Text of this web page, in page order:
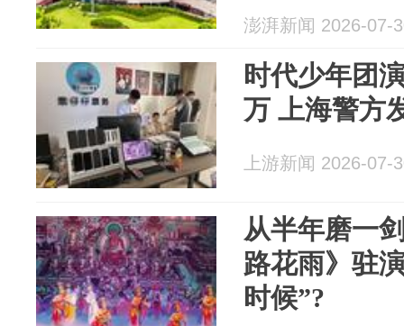
澎湃新闻 2026-07-
时代少年团
万 上海警方
上游新闻 2026-07-
从半年磨一
路花雨》驻
时候”?